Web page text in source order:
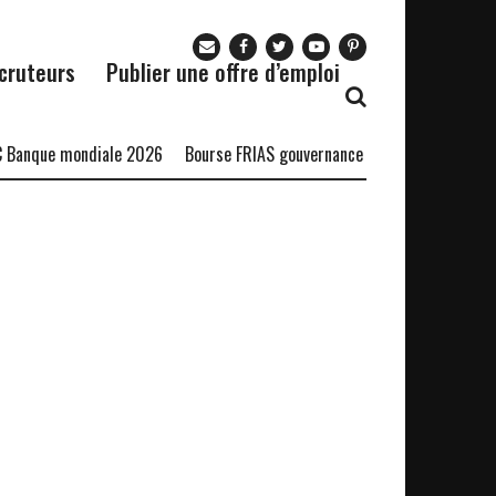
Publier une offre d’emploi
mondiale 2026 Bourse FRIAS gouvernance durable